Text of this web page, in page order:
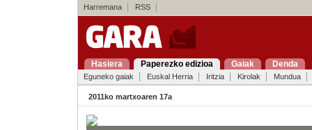
Harremana RSS
Hasiera Paperezko edizioa Gaiak Denda
Eguneko gaiak Euskal Herria Iritzia Kirolak Mundua
2011ko martxoaren 17a